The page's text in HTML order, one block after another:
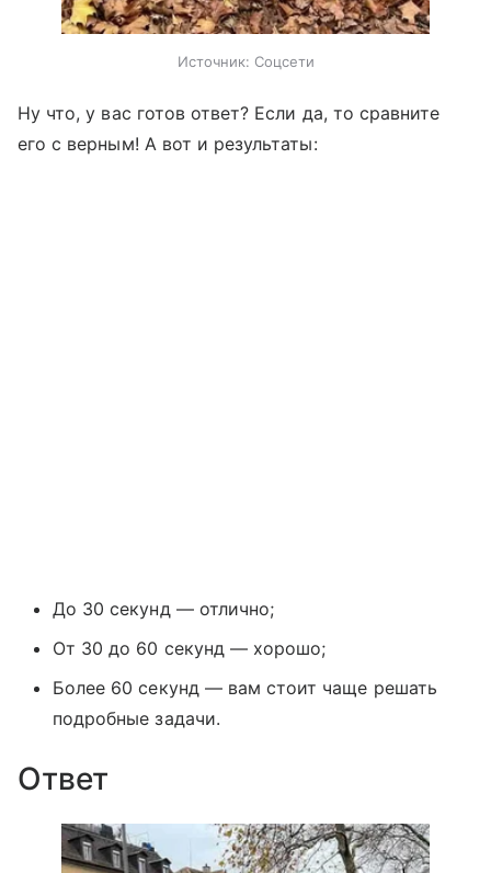
Источник: Соцсети
Ну что, у вас готов ответ? Если да, то сравните
его с верным! А вот и результаты:
До 30 секунд — отлично;
От 30 до 60 секунд — хорошо;
Более 60 секунд — вам стоит чаще решать
подробные задачи.
Ответ